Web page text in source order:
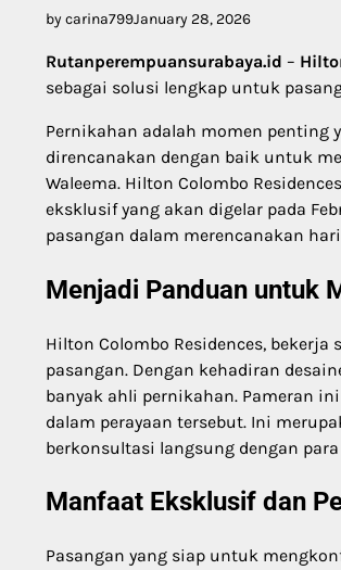
by carina799January 28, 2026
Rutanperempuansurabaya.id –
sebagai solusi lengkap untuk
Pernikahan adalah momen penting
direncanakan dengan baik untuk
Waleema. Hilton Colombo
eksklusif yang akan digelar pada
pasangan dalam merencanakan
Menjadi Panduan untuk
Hilton Colombo Residences,
pasangan. Dengan kehadiran
banyak ahli pernikahan. Pameran
dalam perayaan tersebut. Ini
berkonsultasi langsung dengan
Manfaat Eksklusif dan
Pasangan yang siap untuk